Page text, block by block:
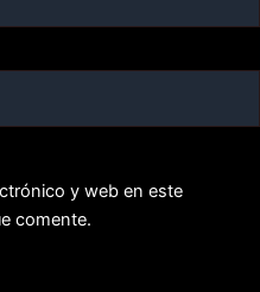
y web en este
comente.